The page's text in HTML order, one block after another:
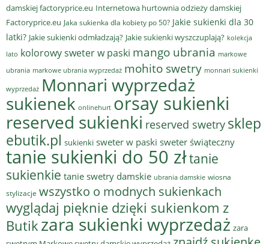
damskiej factoryprice.eu Internetowa hurtownia odzieży damskiej
Factoryprice.eu Jaka sukienka dla kobiety po 50? Jakie sukienki dla 30
latki? Jakie sukienki odmładzają? Jakie sukienki wyszczuplają? kolekcja
lato kolorowy sweter w paski mango ubrania markowe
ubrania markowe ubrania wyprzedaż mohito swetry monnari sukienki
wyprzedaż Monnari wyprzedaż
sukienek onlinehurt orsay sukienki
reserved sukienki reserved swetry sklep
ebutik.pl sukienki sweter w paski sweter świąteczny
tanie sukienki do 50 złtanie
sukienkie tanie swetry damskie ubrania damskie wiosna
stylizacje wszystko o modnych sukienkach
wyglądaj pięknie dzięki sukienkom z
Butik zara sukienki wyprzedaż zara